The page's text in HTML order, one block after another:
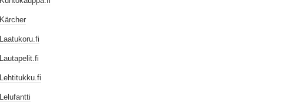
Kärcher
Laatukoru.fi
Lautapelit.fi
Lehtitukku.fi
Lelufantti